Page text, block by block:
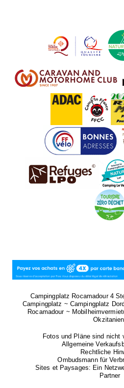
Campingplatz Rocamadour 4
Campingplatz ~ Campingplatz
Rocamadour ~
Fotos und Pläne sind nicht
Allgemeine
Rechtliche
Ombudsmann für
Sites et Paysages: Ein
Partner